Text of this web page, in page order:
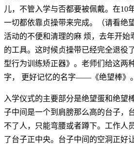
儿，不管入学与否都要被佩戴。在10
一切都依靠贞操带来完成。（请看绝
活动的不便和清理的麻 烦，去年开始
的工具。这时候贞操带已经完全退役
型行为训练矫正器》。老师们给这两
字， 更好记忆的名字——《绝望棒》。
入学仪式的主要部分是绝望蛋和绝望
子中间是一个到肩膀那么高的台子，
不了人，只能弯腰或者蹲下。工作人
了台子正中央。台子中间的空洞正好